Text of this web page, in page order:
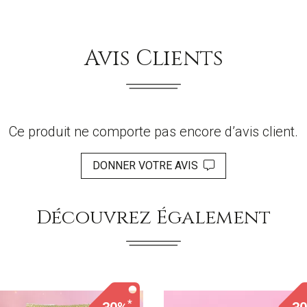
Avis Clients
Ce produit ne comporte pas encore d’avis client.
DONNER VOTRE AVIS
Découvrez Également
*